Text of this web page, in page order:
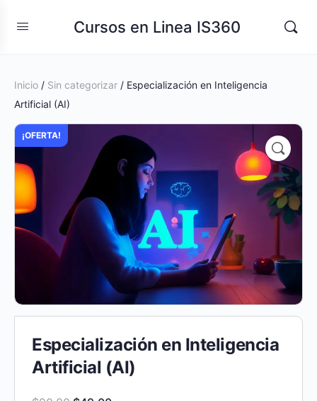
Cursos en Linea IS360
Inicio / Sin categorizar / Especialización en Inteligencia
Artificial (AI)
¡OFERTA!
Especialización en Inteligencia
Artificial (AI)